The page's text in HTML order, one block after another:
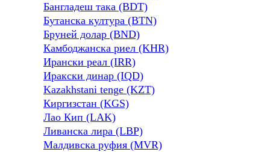
Бангладеш така (BDT)
Бутанска култура (BTN)
Бруней долар (BND)
Камбоджанска риел (KHR)
Ирански реал (IRR)
Иракски динар (IQD)
Kazakhstani tenge (KZT)
Киргизстан (KGS)
Лао Кип (LAK)
Ливанска лира (LBP)
Малдивска руфия (MVR)